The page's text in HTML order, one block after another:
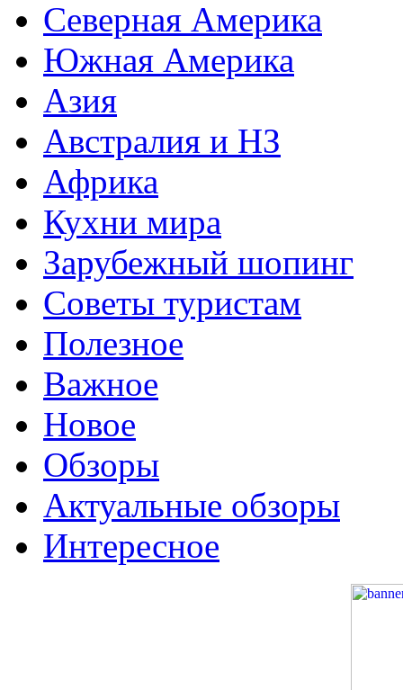
Северная Америка
Южная Америка
Азия
Австралия и НЗ
Африка
Кухни мира
Зарубежный шопинг
Советы туристам
Полезное
Важное
Новое
Обзоры
Актуальные обзоры
Интересное